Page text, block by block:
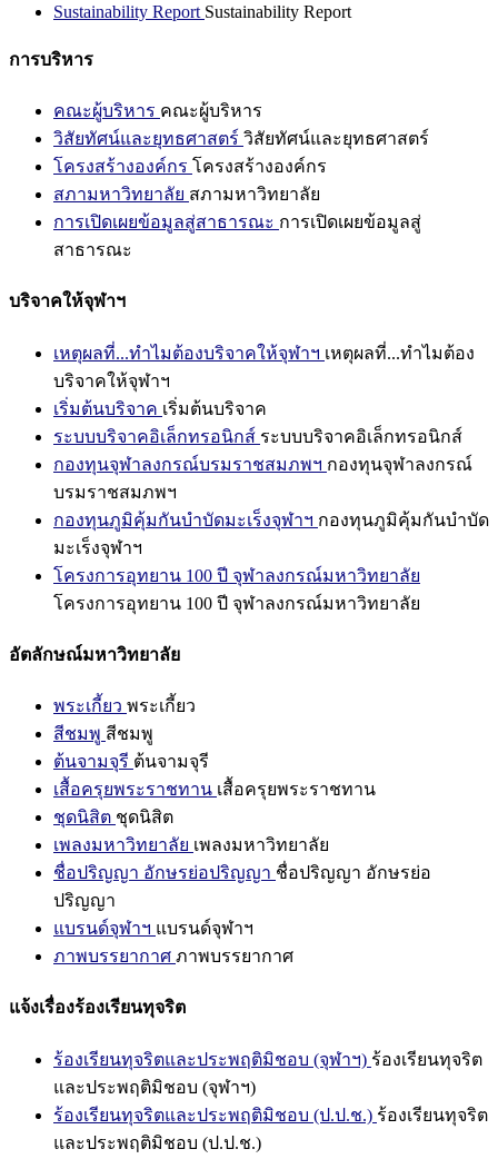
Sustainability Report Sustainability Report
การบริหาร
คณะผู้บริหาร คณะผู้บริหาร
วิสัยทัศน์และยุทธศาสตร์ วิสัยทัศน์และยุทธศาสตร์
โครงสร้างองค์กร โครงสร้างองค์กร
สภามหาวิทยาลัย สภามหาวิทยาลัย
การเปิดเผยข้อมูลสู่สาธารณะ การเปิดเผยข้อมูลสู่
สาธารณะ
บริจาคให้จุฬาฯ
เหตุผลที่...ทำไมต้องบริจาคให้จุฬาฯ เหตุผลที่...ทำไมต้อง
บริจาคให้จุฬาฯ
เริ่มต้นบริจาค เริ่มต้นบริจาค
ระบบบริจาคอิเล็กทรอนิกส์ ระบบบริจาคอิเล็กทรอนิกส์
กองทุนจุฬาลงกรณ์บรมราชสมภพฯ กองทุนจุฬาลงกรณ์
บรมราชสมภพฯ
กองทุนภูมิคุ้มกันบำบัดมะเร็งจุฬาฯ กองทุนภูมิคุ้มกันบำบัด
มะเร็งจุฬาฯ
โครงการอุทยาน 100 ปี จุฬาลงกรณ์มหาวิทยาลัย
โครงการอุทยาน 100 ปี จุฬาลงกรณ์มหาวิทยาลัย
อัตลักษณ์มหาวิทยาลัย
พระเกี้ยว พระเกี้ยว
สีชมพู สีชมพู
ต้นจามจุรี ต้นจามจุรี
เสื้อครุยพระราชทาน เสื้อครุยพระราชทาน
ชุดนิสิต ชุดนิสิต
เพลงมหาวิทยาลัย เพลงมหาวิทยาลัย
ชื่อปริญญา อักษรย่อปริญญา ชื่อปริญญา อักษรย่อ
ปริญญา
แบรนด์จุฬาฯ แบรนด์จุฬาฯ
ภาพบรรยากาศ ภาพบรรยากาศ
แจ้งเรื่องร้องเรียนทุจริต
ร้องเรียนทุจริตและประพฤติมิชอบ (จุฬาฯ) ร้องเรียนทุจริต
และประพฤติมิชอบ (จุฬาฯ)
ร้องเรียนทุจริตและประพฤติมิชอบ (ป.ป.ช.) ร้องเรียนทุจริต
และประพฤติมิชอบ (ป.ป.ช.)